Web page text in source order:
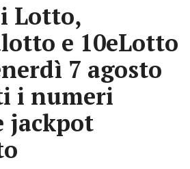
Lotto,
e 10eLotto
7 agosto
i numeri
jackpot